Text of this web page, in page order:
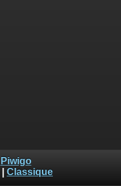
Piwigo
Classique